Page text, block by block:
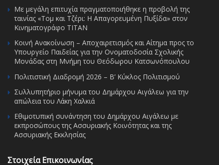
Με μεγάλη επιτυχία πραγματοποιήθηκε η προβολή της
ταινίας «Τομ και Τζέρι: Η Απαγορευμένη Πυξίδα» στον
Κινηματογράφο ΤΙΤΑΝ
Κοινή Ανακοίνωση – Αποχαιρετισμός και Αίτημα προς το
Υπουργείο Παιδείας για την Ονοματοδοσία Σχολικής
Μονάδας στη Μνήμη του Θεόδωρου Κατσωνόπουλου
Πολιτιστική Διαδρομή 2026 – Β’ Κύκλος Πολιτισμού
Συλλυπητήριο μήνυμα του Δημάρχου Αιγάλεω για την
απώλεια του Λάκη Χαλκιά
Εθιμοτυπική συνάντηση του Δημάρχου Αιγάλεω με
εκπροσώπους της Ασσυριακής Κοινότητας και της
Ασσυριακής Εκκλησίας
Στοιχεία Επικοινωνίας